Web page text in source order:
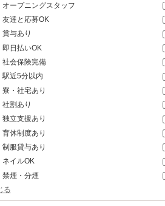
オープニングスタッフ
友達と応募OK
賞与あり
即日払いOK
社会保険完備
駅近5分以内
寮・社宅あり
社割あり
独立支援あり
育休制度あり
制服貸与あり
ネイルOK
禁煙・分煙
る